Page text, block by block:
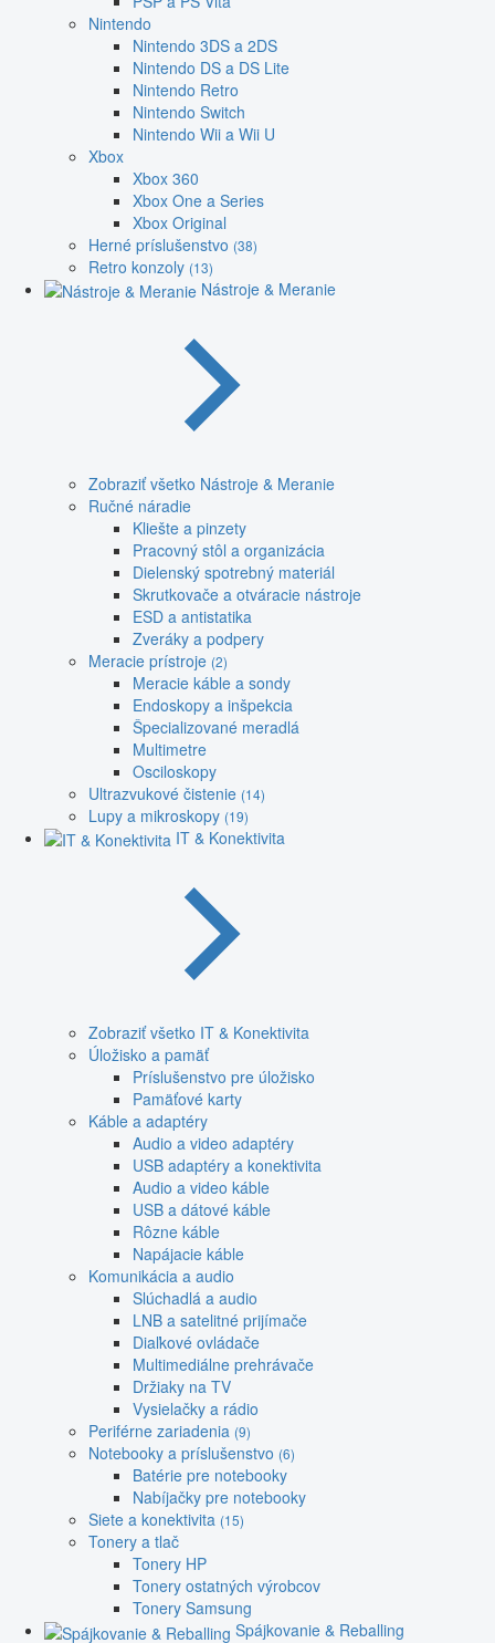
Nintendo
Nintendo 3DS a 2DS
Nintendo DS a DS Lite
Nintendo Retro
Nintendo Switch
Nintendo Wii a Wii U
Xbox
Xbox 360
Xbox One a Series
Xbox Original
Herné príslušenstvo (38)
Retro konzoly (13)
Nástroje & Meranie
Zobraziť všetko Nástroje & Meranie
Ručné náradie
Kliešte a pinzety
Pracovný stôl a organizácia
Dielenský spotrebný materiál
Skrutkovače a otváracie nástroje
ESD a antistatika
Zveráky a podpery
Meracie prístroje (2)
Meracie káble a sondy
Endoskopy a inšpekcia
Špecializované meradlá
Multimetre
Osciloskopy
Ultrazvukové čistenie (14)
Lupy a mikroskopy (19)
IT & Konektivita
Zobraziť všetko IT & Konektivita
Úložisko a pamäť
Príslušenstvo pre úložisko
Pamäťové karty
Káble a adaptéry
Audio a video adaptéry
USB adaptéry a konektivita
Audio a video káble
USB a dátové káble
Rôzne káble
Napájacie káble
Komunikácia a audio
Slúchadlá a audio
LNB a satelitné prijímače
Diaľkové ovládače
Multimediálne prehrávače
Držiaky na TV
Vysielačky a rádio
Periférne zariadenia (9)
Notebooky a príslušenstvo (6)
Batérie pre notebooky
Nabíjačky pre notebooky
Siete a konektivita (15)
Tonery a tlač
Tonery HP
Tonery ostatných výrobcov
Tonery Samsung
Spájkovanie & Reballing